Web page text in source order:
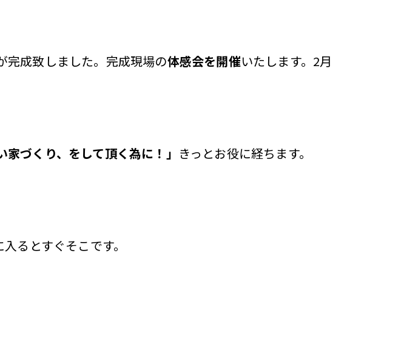
完成致しました。完成現場の体感会を開催いたします。2月
づくり、をして頂く為に！」 きっとお役に経ちます。
るとすぐそこです。